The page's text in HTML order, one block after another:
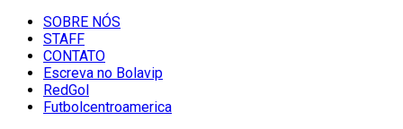
SOBRE NÓS
STAFF
CONTATO
Escreva no Bolavip
RedGol
Futbolcentroamerica